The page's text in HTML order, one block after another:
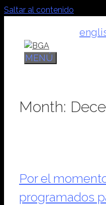
Saltar al contenido
MENÚ
Month:
Por el
programados